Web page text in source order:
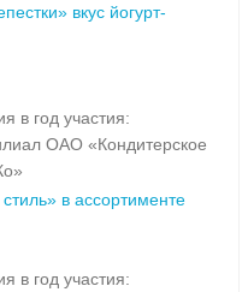
вкус йогурт-
в год участия:
ОАО «Кондитерское
в ассортименте
в год участия: